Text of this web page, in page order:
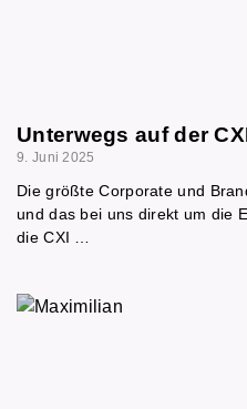
Unterwegs auf der
9. Juni 2025
Die größte Corporate und
und das bei uns direkt um die
die CXI …